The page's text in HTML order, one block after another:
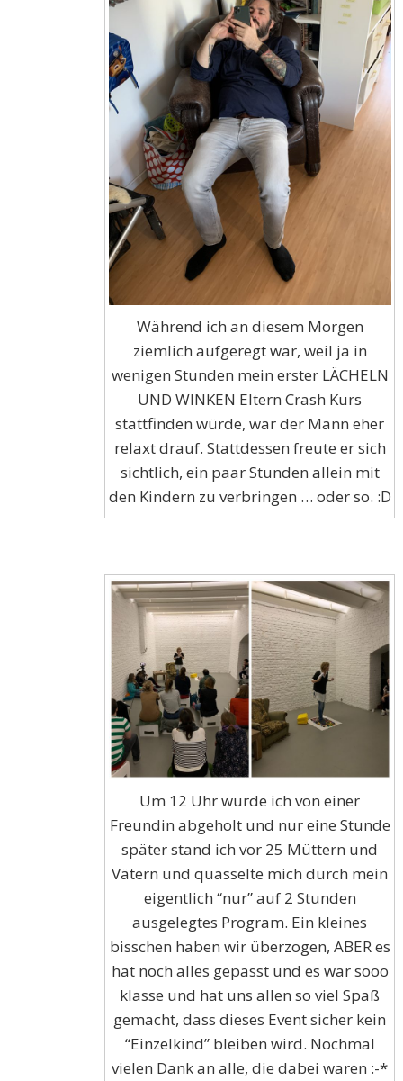
Während ich an diesem Morgen
ziemlich aufgeregt war, weil ja in
wenigen Stunden mein erster LÄCHELN
UND WINKEN Eltern Crash Kurs
stattfinden würde, war der Mann eher
relaxt drauf. Stattdessen freute er sich
sichtlich, ein paar Stunden allein mit
den Kindern zu verbringen … oder so. :D
Um 12 Uhr wurde ich von einer
Freundin abgeholt und nur eine Stunde
später stand ich vor 25 Müttern und
Vätern und quasselte mich durch mein
eigentlich “nur” auf 2 Stunden
ausgelegtes Program. Ein kleines
bisschen haben wir überzogen, ABER es
hat noch alles gepasst und es war sooo
klasse und hat uns allen so viel Spaß
gemacht, dass dieses Event sicher kein
“Einzelkind” bleiben wird. Nochmal
vielen Dank an alle, die dabei waren :-*